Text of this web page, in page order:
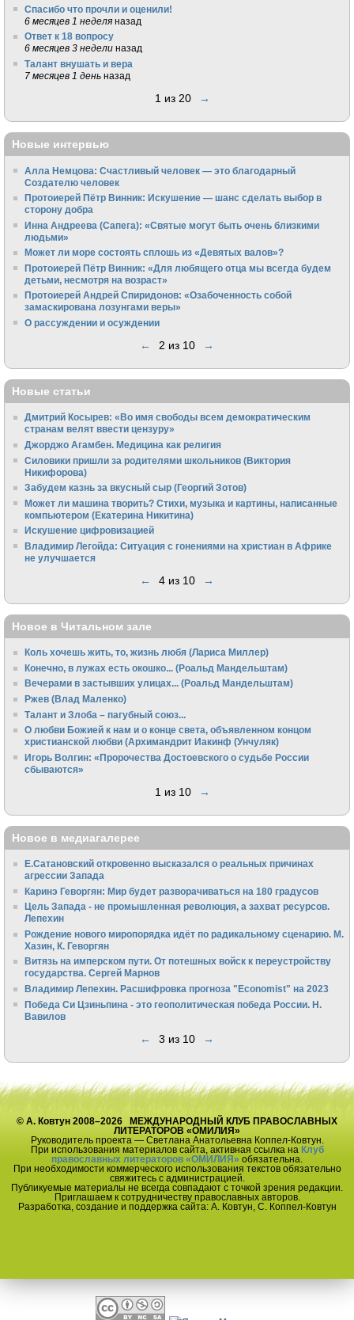
Спасибо что прочли и оценили!
6 месяцев 1 неделя назад
Ответ к 18 вопросу
6 месяцев 3 недели назад
Талант внушать и вера
7 месяцев 1 день назад
1 из 20 →
Новые интервью
Алла Немцова: Счастливый человек — это благодарный
Создателю человек
Протоиерей Пётр Винник: Искушение — шанс сделать выбор в
сторону добра
Инна Андреева (Сапега): «Святые могут быть очень близкими
людьми»
Может ли море состоять сплошь из «Девятых валов»?
Протоиерей Пётр Винник: «Для любящего отца мы всегда будем
детьми, несмотря на возраст»
Протоиерей Андрей Спиридонов: «Озабоченность собой
замаскирована лозунгами веры»
О рассуждении и осуждении
← 2 из 10 →
Новые статьи
Дмитрий Косырев: «Во имя свободы всем демократическим
странам велят ввести цензуру»
Джорджо Агамбен. Медицина как религия
Силовики пришли за родителями школьников (Виктория
Никифорова)
Забудем казнь за вкусный сыр (Георгий Зотов)
Может ли машина творить? Стихи, музыка и картины, написанные
компьютером (Екатерина Никитина)
Искушение цифровизацией
Владимир Легойда: Ситуация с гонениями на христиан в Африке
не улучшается
← 4 из 10 →
Новое в Читальном зале
Коль хочешь жить, то, жизнь любя (Лариса Миллер)
Конечно, в лужах есть окошко... (Роальд Мандельштам)
Вечерами в застывших улицах... (Роальд Мандельштам)
Ржев (Влад Маленко)
Талант и Злоба – пагубный союз...
О любви Божией к нам и о конце света, объявленном концом
христианской любви (Архимандрит Иакинф (Унчуляк)
Игорь Волгин: «Пророчества Достоевского о судьбе России
сбываются»
1 из 10 →
Новое в медиагалерее
Е.Сатановский откровенно высказался о реальных причинах
агрессии Запада
Каринэ Геворгян: Мир будет разворачиваться на 180 градусов
Цель Запада - не промышленная революция, а захват ресурсов.
Лепехин
Рождение нового миропорядка идёт по радикальному сценарию. М.
Хазин, К. Геворгян
Витязь на имперском пути. От потешных войск к переустройству
государства. Сергей Марнов
Владимир Лепехин. Расшифровка прогноза "Economist" на 2023
Победа Си Цзиньпина - это геополитическая победа России. Н.
Вавилов
← 3 из 10 →
© А. Ковтун 2008–2026 МЕЖДУНАРОДНЫЙ КЛУБ ПРАВОСЛАВНЫХ
ЛИТЕРАТОРОВ «ОМИЛИЯ»
Руководитель проекта — Светлана Анатольевна Коппел-Ковтун.
При использования материалов сайта, активная ссылка на Клуб
православных литераторов «ОМИЛИЯ» обязательна.
При необходимости коммерческого использования текстов обязательно
свяжитесь с администрацией.
Публикуемые материалы не всегда совпадают с точкой зрения редакции.
Приглашаем к сотрудничеству православных авторов.
Разработка, создание и поддержка сайта: А. Ковтун, С. Коппел-Ковтун